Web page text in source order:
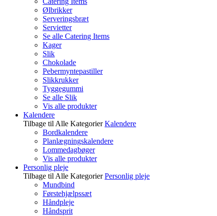
Ølbrikker
Serveringsbræt
Servietter
Se alle Catering Items
Kager
Slik
Chokolade
Pebermyntepastiller
Slikkrukker
Tyggegummi
Se alle Slik
Vis alle produkter
Kalendere
Tilbage til Alle Kategorier Kalendere
Bordkalendere
Planlægningskalendere
Lommedagbøger
Vis alle produkter
Personlig pleje
Tilbage til Alle Kategorier Personlig pleje
Mundbind
Førstehjælpssæt
Håndpleje
Håndsprit